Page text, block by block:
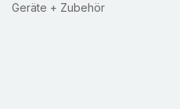
Geräte + Zubehör